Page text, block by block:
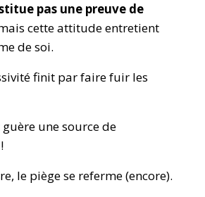
pas une preuve de
cette attitude entretient
de soi.
finit par faire fuir les
guère une source de
le piège se referme (encore).